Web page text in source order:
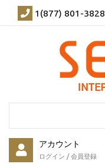
1(877) 801-3828
アカウント
ログイン /会員登録